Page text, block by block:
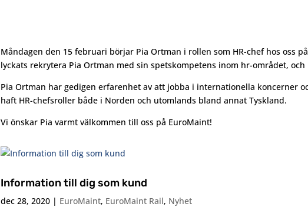
Måndagen den 15 februari börjar Pia Ortman i rollen som HR-chef hos oss
lyckats rekrytera Pia Ortman med sin spetskompetens inom hr-området,
Pia Ortman har gedigen erfarenhet av att jobba i internationella koncerner
haft HR-chefsroller både i Norden och utomlands bland annat Tyskland.
Vi önskar Pia varmt välkommen till oss på EuroMaint!
Information till dig som kund
dec 28, 2020| EuroMaint, EuroMaint Rail, Nyhet